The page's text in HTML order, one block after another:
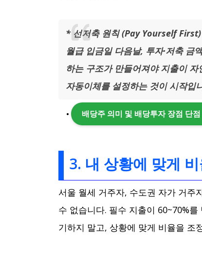
* 선저축 원칙 (Pay Yourself First)
월급 입금일 다음날, 투자·저축 금
하는 구조가 만들어져야 지출이
자동이체를 설정하는 것이 시작입
배당주 의미 및 배당투자 장점 단
3. 내 상황에 맞게
서울 월세 거주자, 수도권 자가 거주
수 없습니다. 필수 지출이 60~70%
기하지 말고, 상황에 맞게 비율을 조